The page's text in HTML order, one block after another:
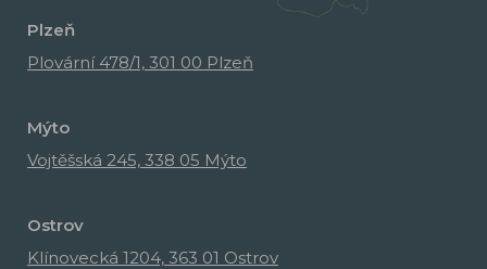
Plzeň
Plovární 478/1, 301 00 Plzeň
Mýto
Vojtěšská 245, 338 05 Mýto
Ostrov
Klínovecká 1204, 363 01 Ostrov